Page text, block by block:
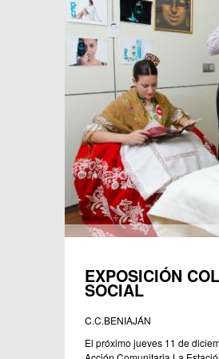
EXPOSICIÓN
SOCIAL
C.C.BENIAJÁN
El próximo jueves 11 de